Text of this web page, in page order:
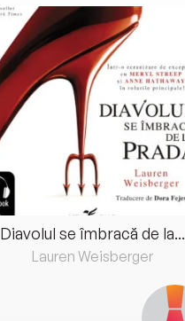
Diavolul se îmbracă de la...
Lauren Weisberger